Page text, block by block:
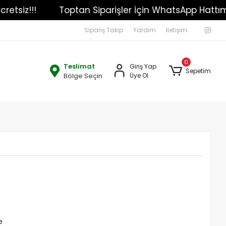
Ücretsiz!!! Toptan Siparişler İçin
Sipariş Takip Yardım İletişim
Teslimat
Bölge Seçin
Giriş Yap
Üye Ol
0
Sepetim